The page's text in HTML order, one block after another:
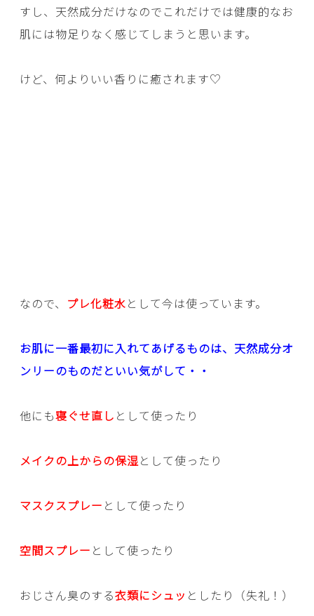
すし、天然成分だけなのでこれだけでは健康的なお
肌には物足りなく感じてしまうと思います。
けど、何よりいい香りに癒されます♡
なので、 プレ化粧水として今は使っています。
お肌に一番最初に入れてあげるものは、天然成分オ
ンリーのものだといい気がして・・
他にも寝ぐせ直し として使ったり
メイクの上からの保湿として使ったり
マスクスプレー として使ったり
空間スプレー として使ったり
おじさん臭のする衣類にシュッ としたり（失礼！）